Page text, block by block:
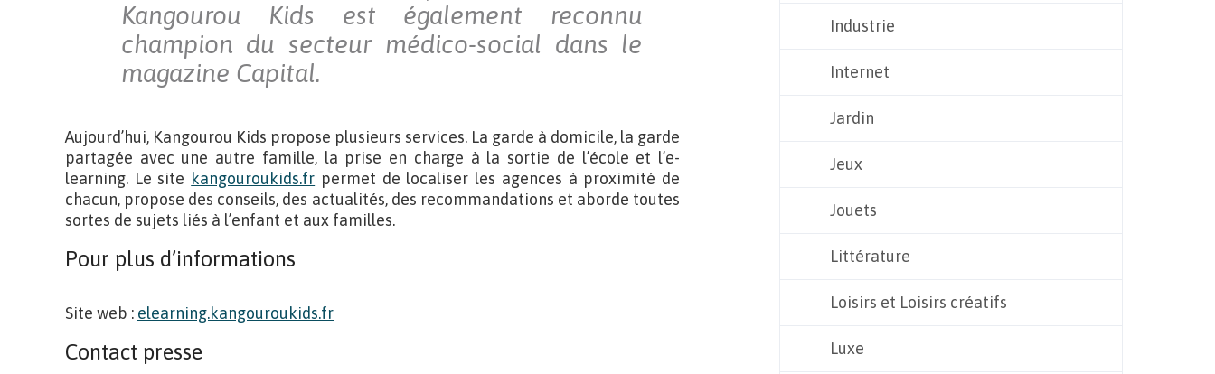
Kangourou Kids est également reconnu
champion du secteur médico-social dans le
magazine Capital.
Aujourd’hui, Kangourou Kids propose plusieurs services. La garde à domicile, la garde
partagée avec une autre famille, la prise en charge à la sortie de l’école et l’e-
learning. Le site kangouroukids.fr permet de localiser les agences à proximité de
chacun, propose des conseils, des actualités, des recommandations et aborde toutes
sortes de sujets liés à l’enfant et aux familles.
Pour plus d’informations
Site web : elearning.kangouroukids.fr
Contact presse
Industrie
Internet
Jardin
Jeux
Jouets
Littérature
Loisirs et Loisirs créatifs
Luxe